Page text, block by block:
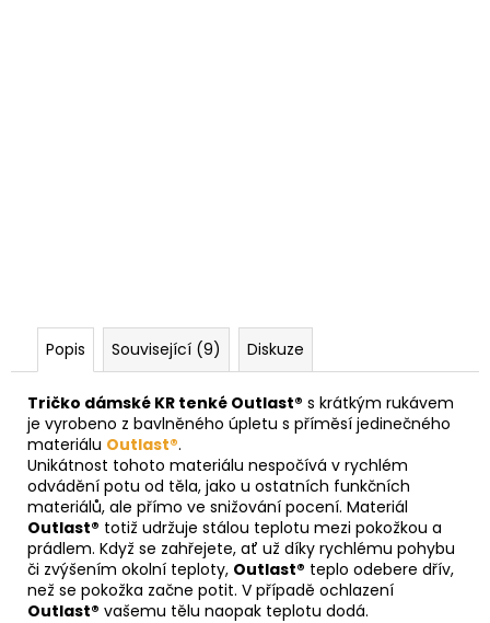
Popis Související (9) Diskuze
Tričko dámské KR tenké Outlast® s krátkým rukávem
je vyrobeno z bavlněného úpletu s příměsí jedinečného
materiálu Outlast®.
Unikátnost tohoto materiálu nespočívá v rychlém
odvádění potu od těla, jako u ostatních funkčních
materiálů, ale přímo ve snižování pocení. Materiál
Outlast® totiž udržuje stálou teplotu mezi pokožkou a
prádlem. Když se zahřejete, ať už díky rychlému pohybu
či zvýšením okolní teploty, Outlast® teplo odebere dřív,
než se pokožka začne potit. V případě ochlazení
Outlast® vašemu tělu naopak teplotu dodá.